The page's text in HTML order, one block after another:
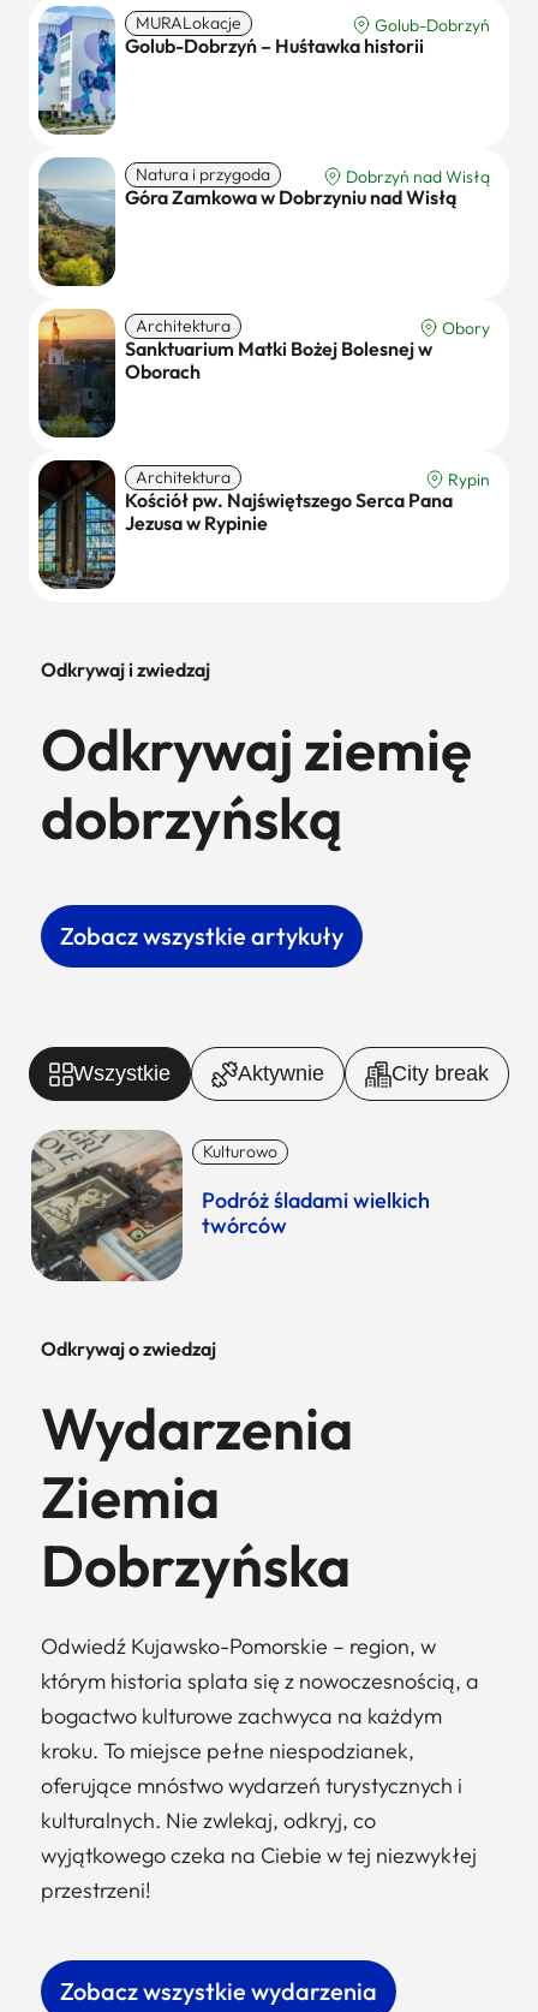
MURALokacje Golub-Dobrzyń
Golub-Dobrzyń – Huśtawka historii
Natura i przygoda Dobrzyń nad Wisłą
Góra Zamkowa w Dobrzyniu nad Wisłą
Architektura Obory
Sanktuarium Matki Bożej Bolesnej w
Oborach
Architektura Rypin
Kościół pw. Najświętszego Serca Pana
Jezusa w Rypinie
Odkrywaj i zwiedzaj
Odkrywaj ziemię
dobrzyńską
Zobacz wszystkie artykuły
Wszystkie Aktywnie City break
Kulturowo
Podróż śladami wielkich
twórców
Odkrywaj o zwiedzaj
Wydarzenia
Ziemia
Dobrzyńska
Odwiedź Kujawsko-Pomorskie – region, w
którym historia splata się z nowoczesnością, a
bogactwo kulturowe zachwyca na każdym
kroku. To miejsce pełne niespodzianek,
oferujące mnóstwo wydarzeń turystycznych i
kulturalnych. Nie zwlekaj, odkryj, co
wyjątkowego czeka na Ciebie w tej niezwykłej
przestrzeni!
Zobacz wszystkie wydarzenia